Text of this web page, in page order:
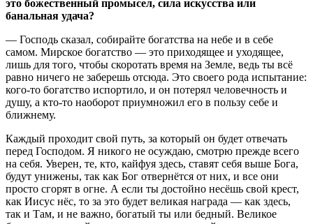
это божественный промысел, сила искусства или
банальная удача?
— Господь сказал, собирайте богатства на небе и в себе
самом. Мирское богатство — это приходящее и уходящее,
лишь для того, чтобы скоротать время на Земле, ведь ты всё
равно ничего не заберешь отсюда. Это своего рода испытание:
кого-то богатство испортило, и он потерял человечность и
душу, а кто-то наоборот приумножил его в пользу себе и
ближнему.
Каждый проходит свой путь, за который он будет отвечать
перед Господом. Я никого не осуждаю, смотрю прежде всего
на себя. Уверен, те, кто, кайфуя здесь, ставят себя выше Бога,
будут унижены, так как Бог отвернётся от них, и все они
просто сгорят в огне. А если ты достойно несёшь свой крест,
как Иисус нёс, то за это будет великая награда — как здесь,
так и Там, и не важно, богатый ты или бедный. Великое